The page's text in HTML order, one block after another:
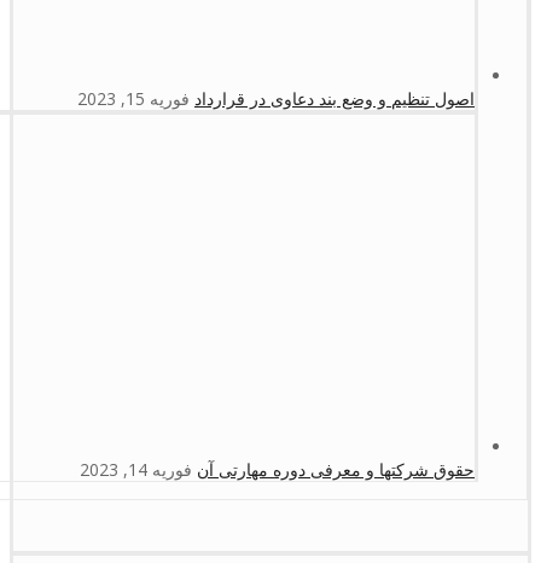
اصول تنظیم و وضع بند دعاوی در قرارداد فوریه 15, 2023
حقوق شرکتها و معرفی دوره مهارتی آن فوریه 14, 2023